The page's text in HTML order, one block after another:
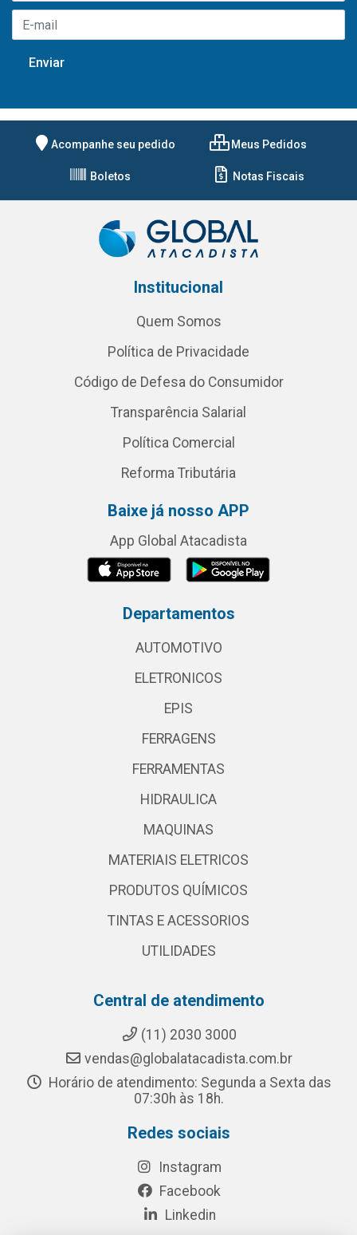
Acompanhe seu pedido Meus Pedidos
Boletos Notas Fiscais
Institucional
Quem Somos
Política de Privacidade
Código de Defesa do Consumidor
Transparência Salarial
Política Comercial
Reforma Tributária
Baixe já nosso APP
App Global Atacadista
Departamentos
AUTOMOTIVO
ELETRONICOS
EPIS
FERRAGENS
FERRAMENTAS
HIDRAULICA
MAQUINAS
MATERIAIS ELETRICOS
PRODUTOS QUÍMICOS
TINTAS E ACESSORIOS
UTILIDADES
Central de atendimento
(11) 2030 3000
vendas@globalatacadista.com.br
Horário de atendimento: Segunda a Sexta das
07:30h às 18h.
Redes sociais
Instagram
Facebook
Linkedin